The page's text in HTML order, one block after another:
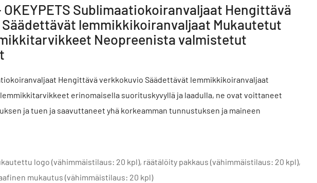
OKEYPETS Sublimaatiokoiranvaljaat Hengittävä
lemmikkikoiranvaljaat Mukautetut
Neopreenista valmistetut
Hengittävä verkkokuvio Säädettävät lemmikkikoiranvaljaat
erinomaisella suorituskyvyllä ja laadulla, ne ovat voittaneet
ja tuen ja saavuttaneet yhä korkeamman tunnustuksen ja maineen
logo (vähimmäistilaus: 20 kpl), räätälöity pakkaus (vähimmäistilaus: 20 kpl),
mukautus (vähimmäistilaus: 20 kpl)